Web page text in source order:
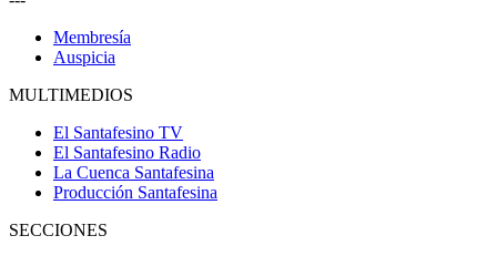
Membresía
Auspicia
MULTIMEDIOS
El Santafesino TV
El Santafesino Radio
La Cuenca Santafesina
Producción Santafesina
SECCIONES